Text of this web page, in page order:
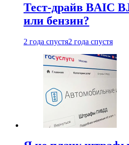
Тест-драйв BAIC
или бензин?
2 года спустя2 года спустя